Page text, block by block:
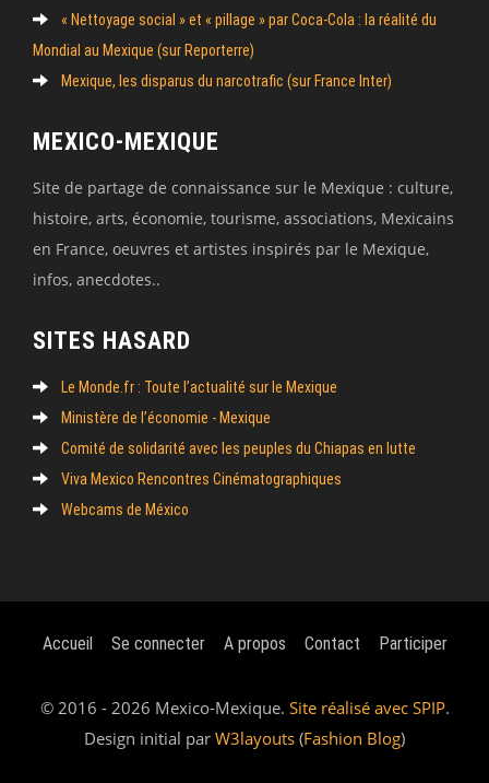
« Nettoyage social » et « pillage » par Coca-Cola : la réalité du
Mondial au Mexique (sur Reporterre)
Mexique, les disparus du narcotrafic (sur France Inter)
MEXICO-MEXIQUE
Site de partage de connaissance sur le Mexique : culture,
histoire, arts, économie, tourisme, associations, Mexicains
en France, oeuvres et artistes inspirés par le Mexique,
infos, anecdotes..
SITES HASARD
Le Monde.fr : Toute l’actualité sur le Mexique
Ministère de l’économie - Mexique
Comité de solidarité avec les peuples du Chiapas en lutte
Viva Mexico Rencontres Cinématographiques
Webcams de México
Accueil Se connecter A propos Contact Participer
© 2016 - 2026 Mexico-Mexique. Site réalisé avec SPIP.
Design initial par W3layouts (Fashion Blog)